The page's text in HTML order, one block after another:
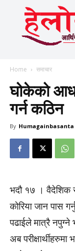
Home समाचार
घोकेको
गर्न कठिन
By Humagainbasanta
भदौ १७ । वैदेशिक
कोरिया जान पास
पढाईले मात्रै नपुग्ने
अब परीक्षार्थीहरुमा